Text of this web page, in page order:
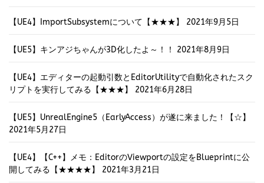
【UE4】ImportSubsystemについて【★★★】 2021年9月5日
【UE5】キンアジちゃんが3D化したよ～！！ 2021年8月9日
【UE4】エディターの起動引数とEditorUtilityで自動化されたスク
リプトを実行してみる【★★★】
2021年6月28日
【UE5】UnrealEngine5（EarlyAccess）が遂に来ました！【☆】
2021年5月27日
【UE4】【C++】メモ：EditorのViewportの設定をBlueprintに公
開してみる【★★★★】
2021年3月21日